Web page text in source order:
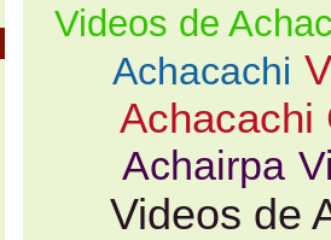
Videos de
Achacachi
Achacachi
Achairpa
Videos de